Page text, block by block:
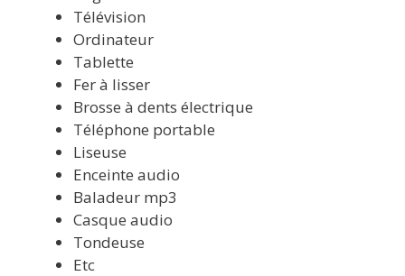
Télévision
Ordinateur
Tablette
Fer à lisser
Brosse à dents électrique
Téléphone portable
Liseuse
Enceinte audio
Baladeur mp3
Casque audio
Tondeuse
Etc